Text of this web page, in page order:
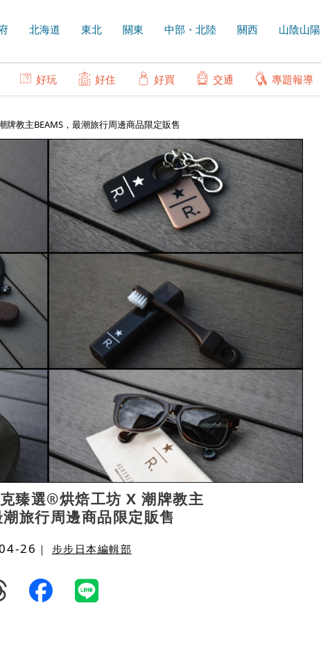
北海道 東北 關東 中部・北陸 關西 山陰山陽
好玩 好住 好買 交通 專題報導
教主BEAMS，最潮旅行周邊商品限定販售
臻選®烘焙工坊 X 潮牌教主
旅行周邊商品限定販售
26 ｜ 步步日本編輯部